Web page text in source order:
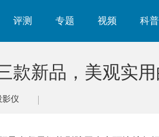
评测 专题 视频 科普
款新品，美观实
影仪